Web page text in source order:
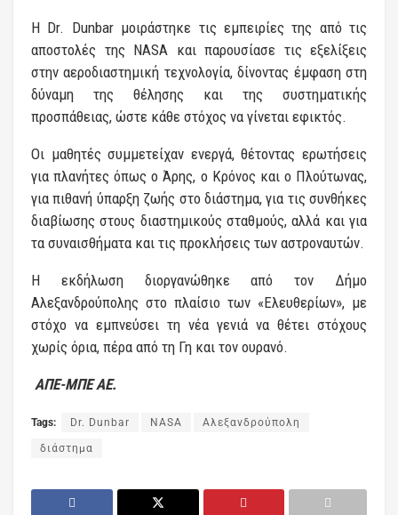
Η Dr. Dunbar μοιράστηκε τις εμπειρίες της από τις
αποστολές της NASA και παρουσίασε τις εξελίξεις
στην αεροδιαστημική τεχνολογία, δίνοντας έμφαση στη
δύναμη της θέλησης και της συστηματικής
προσπάθειας, ώστε κάθε στόχος να γίνεται εφικτός.
Οι μαθητές συμμετείχαν ενεργά, θέτοντας ερωτήσεις
για πλανήτες όπως ο Άρης, ο Κρόνος και ο Πλούτωνας,
για πιθανή ύπαρξη ζωής στο διάστημα, για τις συνθήκες
διαβίωσης στους διαστημικούς σταθμούς, αλλά και για
τα συναισθήματα και τις προκλήσεις των αστροναυτών.
Η εκδήλωση διοργανώθηκε από τον Δήμο
Αλεξανδρούπολης στο πλαίσιο των «Ελευθερίων», με
στόχο να εμπνεύσει τη νέα γενιά να θέτει στόχους
χωρίς όρια, πέρα από τη Γη και τον ουρανό.
ΑΠΕ-ΜΠΕ ΑΕ.
Tags: Dr. Dunbar NASA Αλεξανδρούπολη
διάστημα